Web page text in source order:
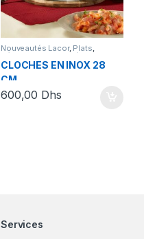
Nouveautés Lacor, Plats,
Sélection Nouveautés
CLOCHES EN INOX 28
CM
600,00 Dhs
Services